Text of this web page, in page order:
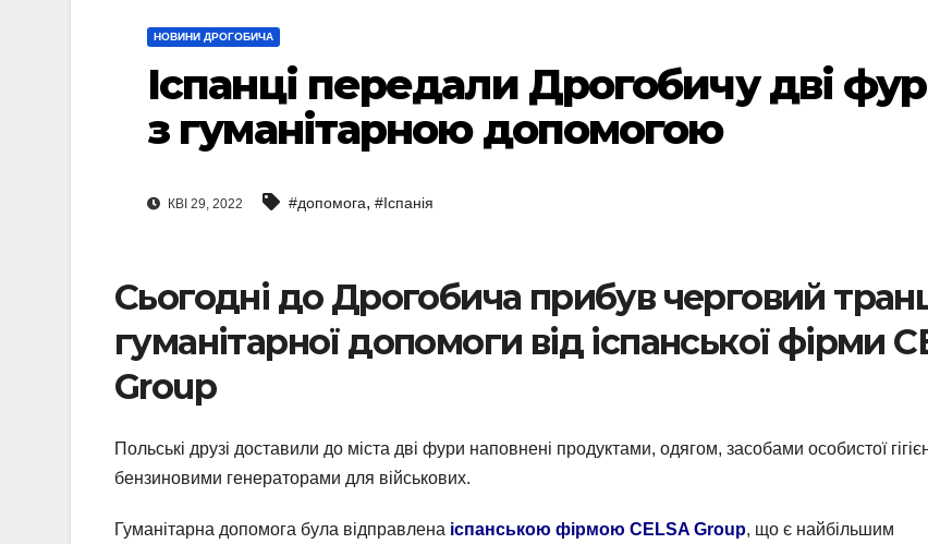
НОВИНИ ДРОГОБИЧА
Іспанці передали Дрогобичу дві
з гуманітарною допомогою
КВІ 29, 2022 #допомога, #Іспанія
Сьогодні до Дрогобича прибув черговий
гуманітарної допомоги від іспанської фірми
Group
Польські друзі доставили до міста дві фури наповнені продуктами, одягом, засобами особистої
бензиновими генераторами для військових.
Гуманітарна допомога була відправлена іспанською фірмою CELSA Group, що є найбільшим